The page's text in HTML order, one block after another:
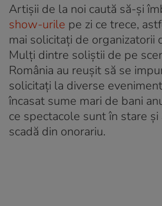
Artișii de la noi caută să-și
show-urile pe zi ce trece,
mai solicitați de organizatorii
Mulți dintre soliștii de pe
România au reușit să se
solicitați la diverse
încasat sume mari de bani
ce spectacole sunt în stare
scadă din onorariu.